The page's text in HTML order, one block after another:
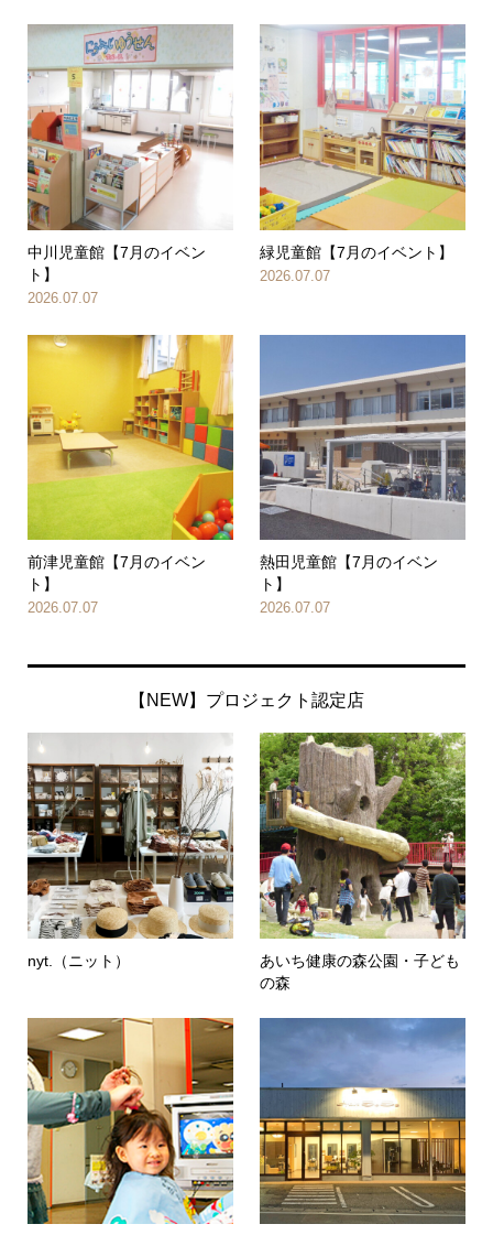
中川児童館【7月のイベン
ト】
2026.07.07
緑児童館【7月のイベント】
2026.07.07
前津児童館【7月のイベン
ト】
2026.07.07
熱田児童館【7月のイベン
ト】
2026.07.07
【NEW】プロジェクト認定店
nyt.（ニット）
あいち健康の森公園・子ども
の森